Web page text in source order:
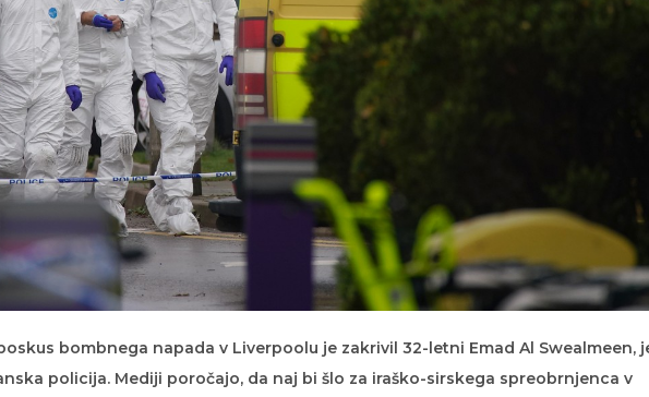
bombnega napada v Liverpoolu je zakrivil 32-letni Emad Al Swealmeen,
policija. Mediji poročajo, da naj bi šlo za iraško-sirskega spreobrnjenca v